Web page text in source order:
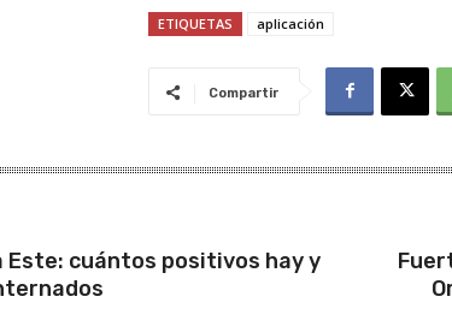
ETIQUETAS aplicación
Compartir
Este: cuántos positivos hay y